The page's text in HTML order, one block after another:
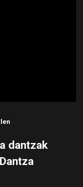
dantzak